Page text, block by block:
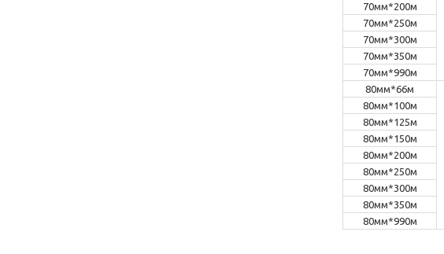
70мм*200м
70мм*250м
70мм*300м
70мм*350м
70мм*990м
80мм*66м
80мм*100м
80мм*125м
80мм*150м
80мм*200м
80мм*250м
80мм*300м
80мм*350м
80мм*990м